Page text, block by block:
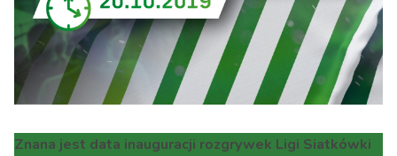
Znana jest data inauguracji rozgrywek Ligi Siatkówki